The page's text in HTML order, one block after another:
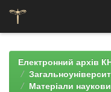
navigationЕлектронний архів
Матеріали